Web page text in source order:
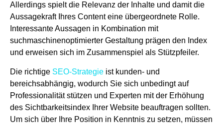
Allerdings spielt die Relevanz der Inhalte und damit die
Aussagekraft Ihres Content eine übergeordnete Rolle.
Interessante Aussagen in Kombination mit
suchmaschinenoptimierter Gestaltung prägen den Index
und erweisen sich im Zusammenspiel als Stützpfeiler.
Die richtige SEO-Strategie ist kunden- und
bereichsabhängig, wodurch Sie sich unbedingt auf
Professionalität stützen und Experten mit der Erhöhung
des Sichtbarkeitsindex Ihrer Website beauftragen sollten.
Um sich über Ihre Position in Kenntnis zu setzen, müssen